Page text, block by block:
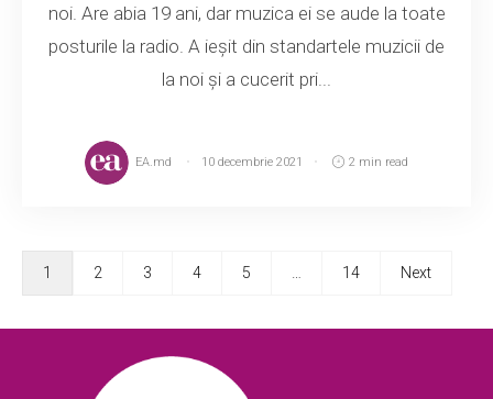
noi. Are abia 19 ani, dar muzica ei se aude la toate
posturile la radio. A ieșit din standartele muzicii de
la noi și a cucerit pri...
EA.md 10 decembrie 2021 2 min read
1 2 3 4 5 14 Next